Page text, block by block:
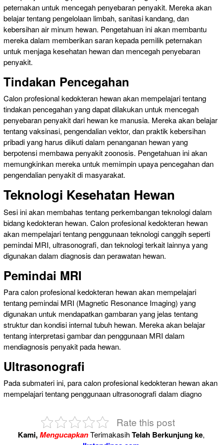
peternakan untuk mencegah penyebaran penyakit. Mereka akan
belajar tentang pengelolaan limbah, sanitasi kandang, dan
kebersihan air minum hewan. Pengetahuan ini akan membantu
mereka dalam memberikan saran kepada pemilik peternakan
untuk menjaga kesehatan hewan dan mencegah penyebaran
penyakit.
Tindakan Pencegahan
Calon profesional kedokteran hewan akan mempelajari tentang
tindakan pencegahan yang dapat dilakukan untuk mencegah
penyebaran penyakit dari hewan ke manusia. Mereka akan belajar
tentang vaksinasi, pengendalian vektor, dan praktik kebersihan
pribadi yang harus diikuti dalam penanganan hewan yang
berpotensi membawa penyakit zoonosis. Pengetahuan ini akan
memungkinkan mereka untuk memimpin upaya pencegahan dan
pengendalian penyakit di masyarakat.
Teknologi Kesehatan Hewan
Sesi ini akan membahas tentang perkembangan teknologi dalam
bidang kedokteran hewan. Calon profesional kedokteran hewan
akan mempelajari tentang penggunaan teknologi canggih seperti
pemindai MRI, ultrasonografi, dan teknologi terkait lainnya yang
digunakan dalam diagnosis dan perawatan hewan.
Pemindai MRI
Para calon profesional kedokteran hewan akan mempelajari
tentang pemindai MRI (Magnetic Resonance Imaging) yang
digunakan untuk mendapatkan gambaran yang jelas tentang
struktur dan kondisi internal tubuh hewan. Mereka akan belajar
tentang interpretasi gambar dan penggunaan MRI dalam
mendiagnosis penyakit pada hewan.
Ultrasonografi
Pada submateri ini, para calon profesional kedokteran hewan akan
mempelajari tentang penggunaan ultrasonografi dalam diagno
Rate this post
Kami,MengucapkanTerimakasihTelah Berkunjung ke,